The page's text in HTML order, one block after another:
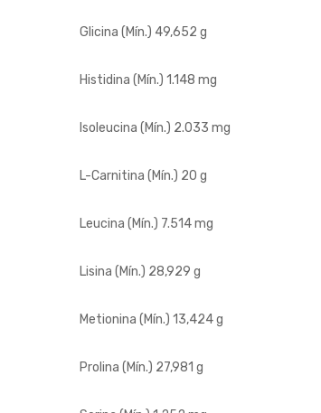
Glicina (Mín.) 49,652 g
Histidina (Mín.) 1.148 mg
Isoleucina (Mín.) 2.033 mg
L-Carnitina (Mín.) 20 g
Leucina (Mín.) 7.514 mg
Lisina (Mín.) 28,929 g
Metionina (Mín.) 13,424 g
Prolina (Mín.) 27,981 g